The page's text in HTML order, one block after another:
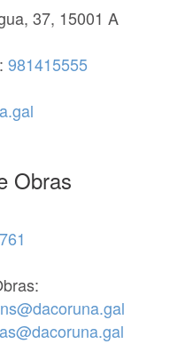
37, 15001 A
981415555
Obras